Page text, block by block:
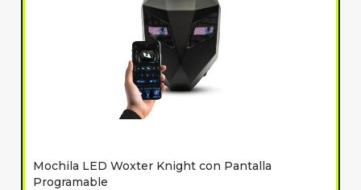
Mochila LED Woxter Knight con Pantalla
Programable